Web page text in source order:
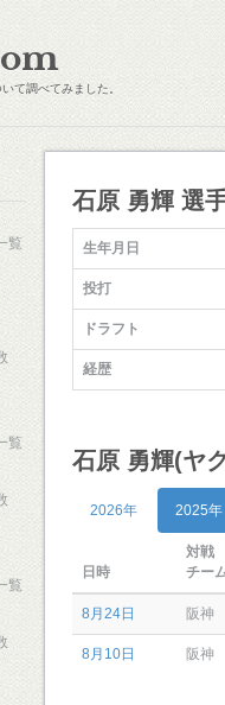
て調べてみました。
覧
覧
覧
石原 勇輝 選
生年月日
投打
ドラフト
経歴
石原 勇輝(ヤ
2026年 2025年
日時
対戦
チー
8月24日 阪神
8月10日 阪神